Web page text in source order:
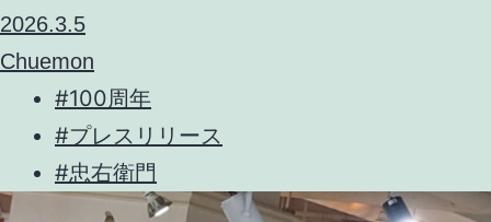
2026.3.5
Chuemon
#100周年
#プレスリリース
#忠右衛門